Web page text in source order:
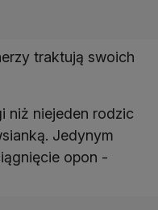
traktują swoich
niż niejeden rodzic
Jedynym
opon -